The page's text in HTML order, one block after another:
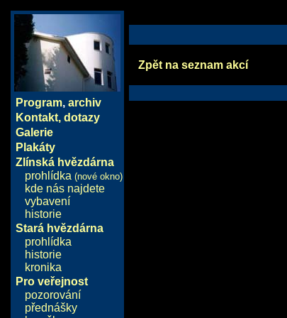
Program, archiv
Kontakt, dotazy
Galerie
Plakáty
Zlínská hvězdárna
prohlídka (nové okno)
kde nás najdete
vybavení
historie
Stará hvězdárna
prohlídka
historie
kronika
Pro veřejnost
pozorování
přednášky
Zpět na seznam akcí